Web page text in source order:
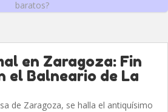
baratos?
en Zaragoza: Fin
el Balneario de La
de Zaragoza, se halla el antiquísimo